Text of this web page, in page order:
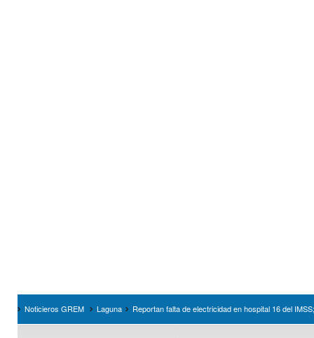
Noticieros GREM Laguna Reportan falta de electricidad en hospital 16 del